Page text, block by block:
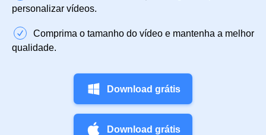
personalizar vídeos.
Comprima o tamanho do vídeo e mantenha a melhor
qualidade.
Download grátis
Download grátis